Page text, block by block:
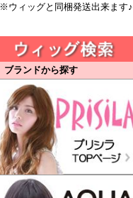
※ウィッグと同梱発送出来ます♪
ブランドから探す